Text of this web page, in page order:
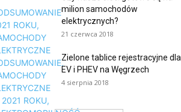
milion samochodów
elektrycznych?
21 czerwca 2018
Zielone tablice rejestracyjne dla
EV i PHEV na Węgrzech
4 sierpnia 2018